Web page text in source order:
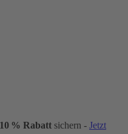
10 % Rabatt sichern - Jetzt